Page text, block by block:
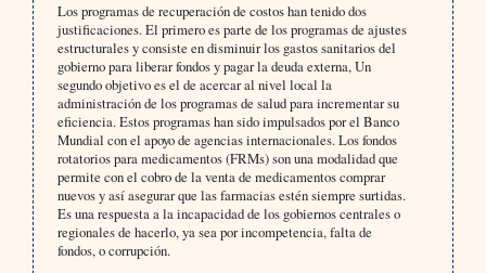
Los programas de recuperación de costos han tenido dos
justificaciones. El primero es parte de los programas de ajustes
estructurales y consiste en disminuir los gastos sanitarios del
gobierno para liberar fondos y pagar la deuda externa, Un
segundo objetivo es el de acercar al nivel local la
administración de los programas de salud para incrementar su
eficiencia. Estos programas han sido impulsados por el Banco
Mundial con el apoyo de agencias internacionales. Los fondos
rotatorios para medicamentos (FRMs) son una modalidad que
permite con el cobro de la venta de medicamentos comprar
nuevos y así asegurar que las farmacias estén siempre surtidas.
Es una respuesta a la incapacidad de los gobiernos centrales o
regionales de hacerlo, ya sea por incompetencia, falta de
fondos, o corrupción.